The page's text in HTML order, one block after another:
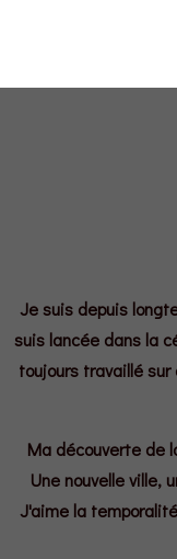
Je suis depuis
suis lancée dans la
toujours travaillé
Ma découverte de
Une nouvelle ville,
J'aime la